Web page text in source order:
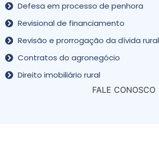
Defesa em processo de penhora
Revisional de financiamento
Revisão e prorrogação da dívida rural
Contratos do agronegócio
Direito imobiliário rural
FALE CONOSCO